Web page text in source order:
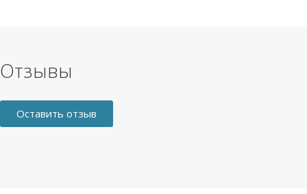
Отзывы
Оставить отзыв